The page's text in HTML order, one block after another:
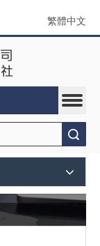
繁體中文